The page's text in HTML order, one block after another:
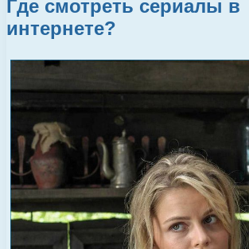
Где смотреть сериалы в
интернете?